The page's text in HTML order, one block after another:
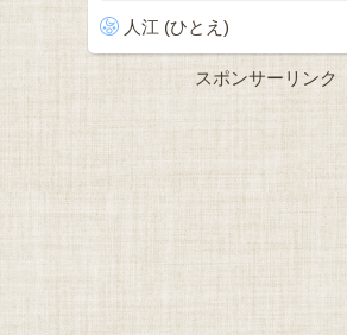
人江 (ひとえ)
スポンサーリンク